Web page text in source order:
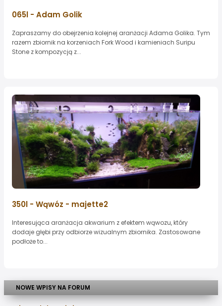
065l - Adam Golik
Zapraszamy do obejrzenia kolejnej aranżacji Adama Golika. Tym
razem zbiornik na korzeniach Fork Wood i kamieniach Suripu
Stone z kompozycją z...
350l - Wąwóz - majette2
Interesująca aranżacja akwarium z efektem wąwozu, który
dodaje głębi przy odbiorze wizualnym zbiornika. Zastosowane
podłoże to...
NOWE WPISY NA FORUM